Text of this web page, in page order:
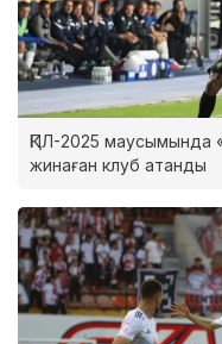
ҚПЛ-2025 маусымында
жинаған клуб атанды